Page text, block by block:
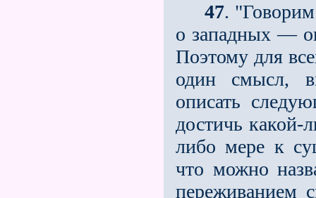
47.
о западных —
Поэтому для
один смысл,
описать
достичь какой-
либо мере к
что можно
переживанием